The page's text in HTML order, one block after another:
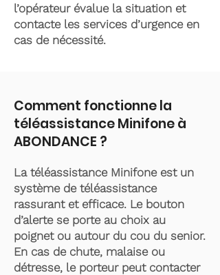
l’opérateur évalue la situation et
contacte les services d’urgence en
cas de nécessité.
Comment fonctionne la
téléassistance Minifone à
ABONDANCE ?
La téléassistance Minifone est un
système de téléassistance
rassurant et efficace. Le bouton
d’alerte se porte au choix au
poignet ou autour du cou du senior.
En cas de chute, malaise ou
détresse, le porteur peut contacter